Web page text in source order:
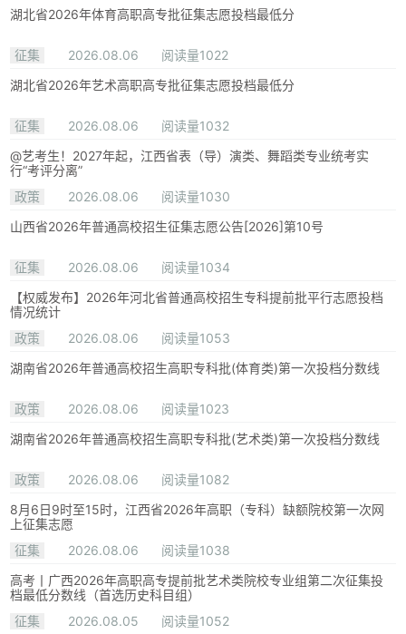
湖北省2026年体育高职高专批征集志愿投档最低分
征集 2026.08.06
阅读量1022
湖北省2026年艺术高职高专批征集志愿投档最低分
征集 2026.08.06
阅读量1032
@艺考生！2027年起，江西省表（导）演类、舞蹈类专业统考实
行“考评分离”
政策
2026.08.06
阅读量1030
山西省2026年普通高校招生征集志愿公告[2026]第10号
征集 2026.08.06
阅读量1034
【权威发布】2026年河北省普通高校招生专科提前批平行志愿投档
情况统计
政策
2026.08.06
阅读量1053
湖南省2026年普通高校招生高职专科批(体育类)第一次投档分数线
政策 2026.08.06
阅读量1023
湖南省2026年普通高校招生高职专科批(艺术类)第一次投档分数线
政策 2026.08.06
阅读量1082
8月6日9时至15时，江西省2026年高职（专科）缺额院校第一次网
上征集志愿
征集
2026.08.06
阅读量1038
高考丨广西2026年高职高专提前批艺术类院校专业组第二次征集投
档最低分数线（首选历史科目组）
征集
2026.08.05
阅读量1052